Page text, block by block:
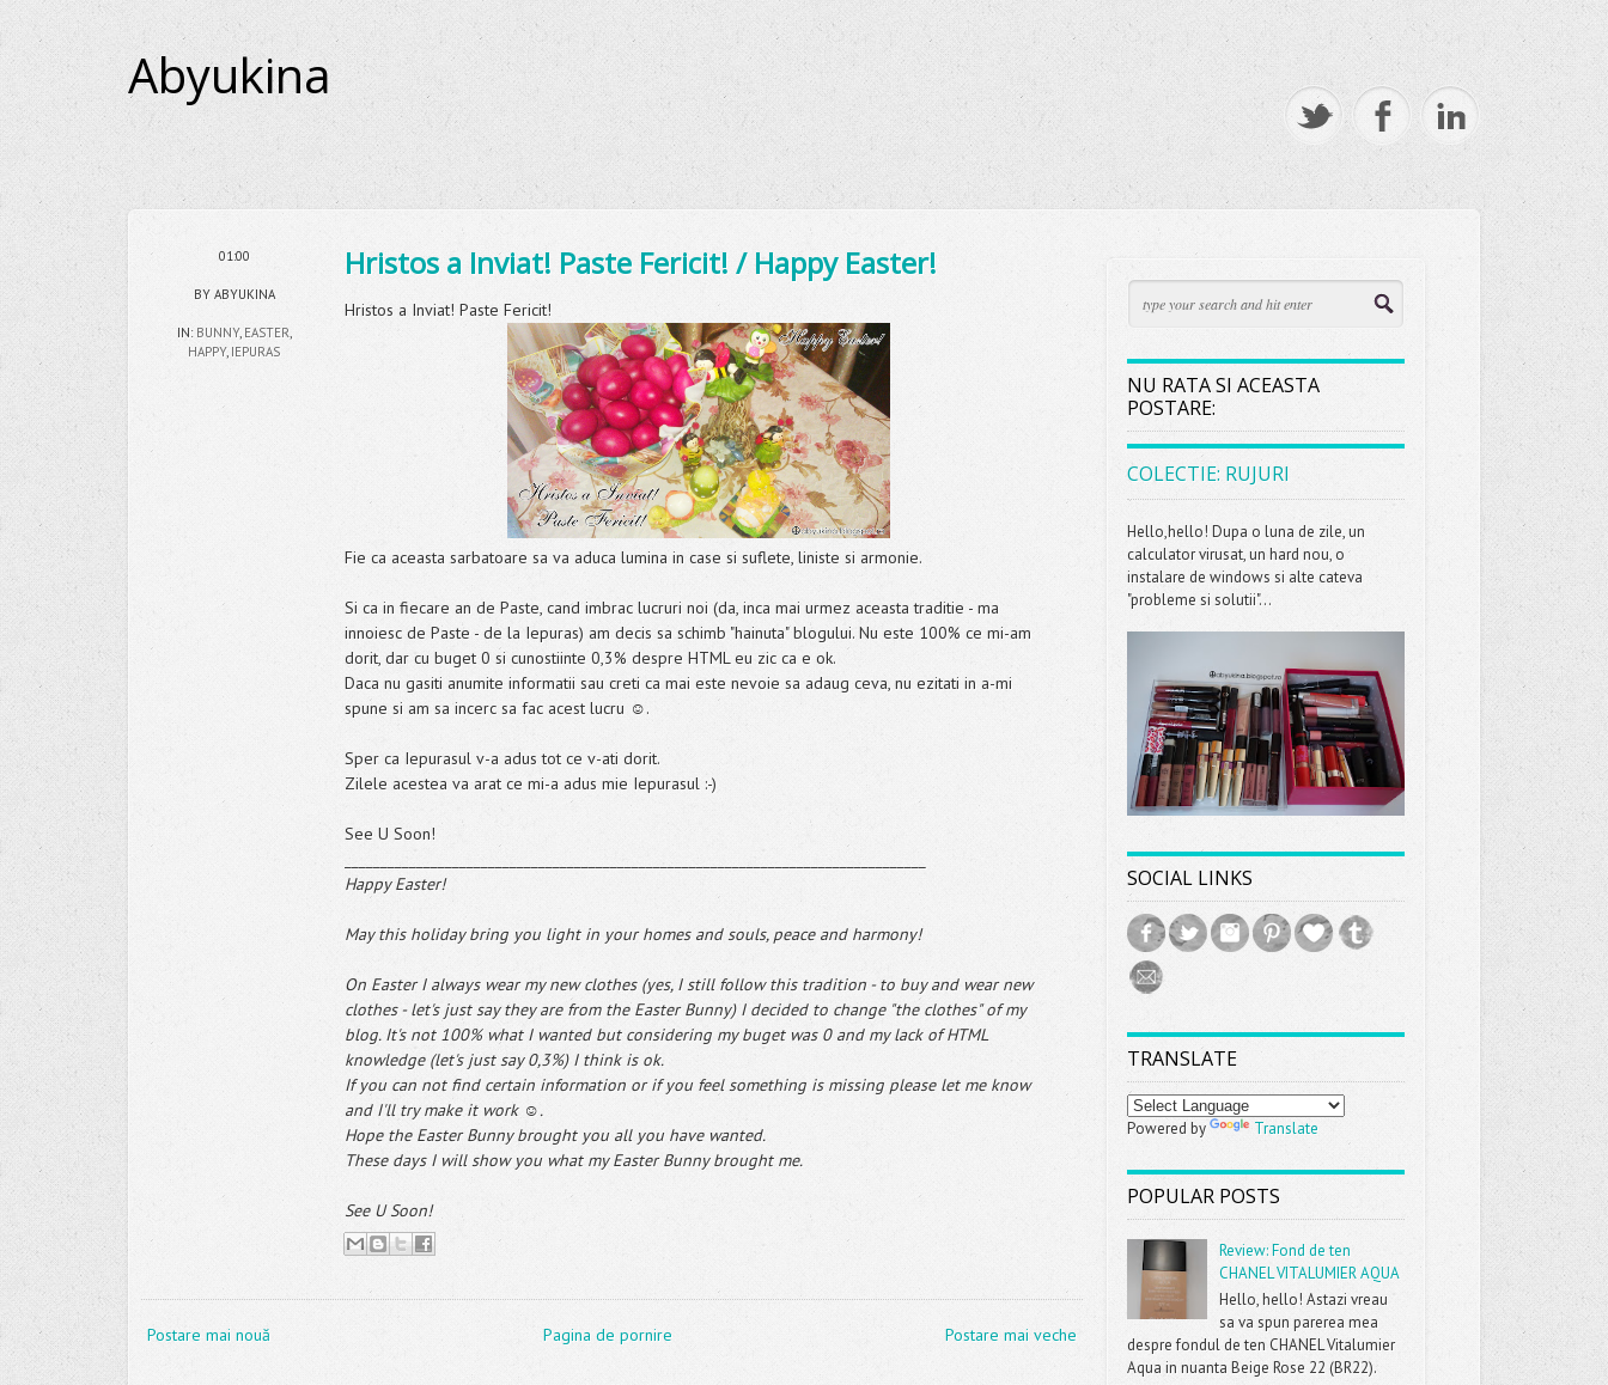
Abyukina
01:00
BY ABYUKINA
IN: BUNNY, EASTER,
HAPPY, IEPURAS
Hristos a Inviat! Paste Fericit! / Happy Easter!
Hristos a Inviat! Paste Fericit!
Fie ca aceasta sarbatoare sa va aduca lumina in case si suflete, liniste si armonie.
Si ca in fiecare an de Paste, cand imbrac lucruri noi (da, inca mai urmez aceasta traditie - ma
innoiesc de Paste - de la Iepuras) am decis sa schimb "hainuta" blogului. Nu este 100% ce mi-am
dorit, dar cu buget 0 si cunostiinte 0,3% despre HTML eu zic ca e ok.
Daca nu gasiti anumite informatii sau creti ca mai este nevoie sa adaug ceva, nu ezitati in a-mi
spune si am sa incerc sa fac acest lucru ☺.
Sper ca Iepurasul v-a adus tot ce v-ati dorit.
Zilele acestea va arat ce mi-a adus mie Iepurasul :-)
See U Soon!
Happy Easter!
May this holiday bring you light in your homes and souls, peace and harmony!
On Easter I always wear my new clothes (yes, I still follow this tradition - to buy and wear new
clothes - let's just say they are from the Easter Bunny) I decided to change "the clothes" of my
blog. It's not 100% what I wanted but considering my buget was 0 and my lack of HTML
knowledge (let's just say 0,3%) I think is ok.
If you can not find certain information or if you feel something is missing please let me know
and I'll try make it work ☺.
Hope the Easter Bunny brought you all you have wanted.
These days I will show you what my Easter Bunny brought me.
See U Soon!
Postare mai nouă Postare mai veche
Pagina de pornire
NU RATA SI ACEASTA
POSTARE:
COLECTIE: RUJURI
Hello,hello! Dupa o luna de zile, un
calculator virusat, un hard nou, o
instalare de windows si alte cateva
"probleme si solutii"...
SOCIAL LINKS
TRANSLATE
Powered by Translate
POPULAR POSTS
Review: Fond de ten
CHANEL VITALUMIER AQUA
Hello, hello! Astazi vreau
sa va spun parerea mea
despre fondul de ten CHANEL Vitalumier
Aqua in nuanta Beige Rose 22 (BR22).